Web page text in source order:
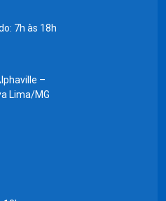
7h às 18h
–
Lima/MG